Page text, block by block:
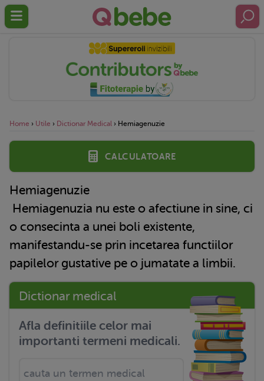
Home › Utile › Dictionar Medical › Hemiagenuzie
Calculatoare
Hemiagenuzie
Hemiagenuzia nu este o afectiune in sine, ci
o consecinta a unei boli existente,
manifestandu-se prin incetarea functiilor
papilelor gustative pe o jumatate a limbii.
Dictionar medical
Afla definitiile celor mai
importanti termeni medicali.